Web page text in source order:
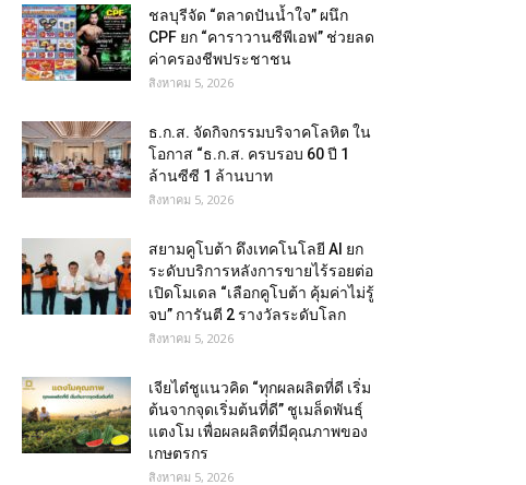
ชลบุรีจัด “ตลาดปันน้ำใจ” ผนึก
CPF ยก “คาราวานซีพีเอฟ” ช่วยลด
ค่าครองชีพประชาชน
สิงหาคม 5, 2026
ธ.ก.ส. จัดกิจกรรมบริจาคโลหิต ใน
โอกาส “ธ.ก.ส. ครบรอบ 60 ปี 1
ล้านซีซี 1 ล้านบาท
สิงหาคม 5, 2026
สยามคูโบต้า ดึงเทคโนโลยี AI ยก
ระดับบริการหลังการขายไร้รอยต่อ
เปิดโมเดล “เลือกคูโบต้า คุ้มค่าไม่รู้
จบ” การันตี 2 รางวัลระดับโลก
สิงหาคม 5, 2026
เจียไต๋ชูแนวคิด “ทุกผลผลิตที่ดี เริ่ม
ต้นจากจุดเริ่มต้นที่ดี” ชูเมล็ดพันธุ์
แตงโม เพื่อผลผลิตที่มีคุณภาพของ
เกษตรกร
สิงหาคม 5, 2026